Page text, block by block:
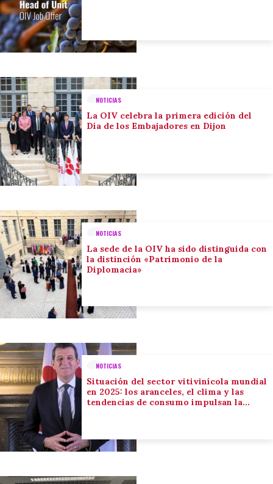
NOTICIAS
La OIV celebra la primera edición del
Día de los Embajadores en Dijon
NOTICIAS
La sede de la OIV ha sido distinguida con
la distinción «Patrimonio de la
Diplomacia»
NOTICIAS
Situación del sector vitivinícola mundial
en 2025: los aranceles, el clima y las
tendencias de consumo impulsan la